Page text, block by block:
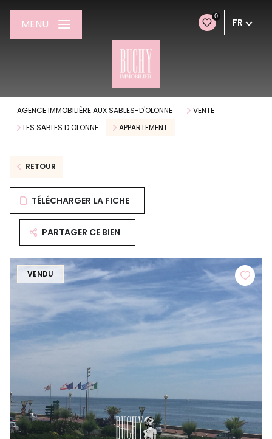
0
FR
MENU
AGENCE IMMOBILIÈRE AUX SABLES-D'OLONNE
VENTE
LES SABLES D OLONNE
APPARTEMENT
RETOUR
TÉLÉCHARGER LA FICHE
PARTAGER CE BIEN
VENDU